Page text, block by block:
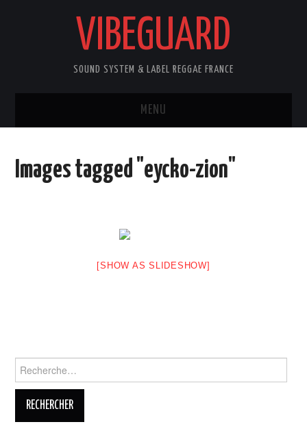
VIBEGUARD
SOUND SYSTEM & LABEL REGGAE FRANCE
MENU
NEWS
Images tagged "eycko-zion"
[SHOW AS SLIDESHOW]